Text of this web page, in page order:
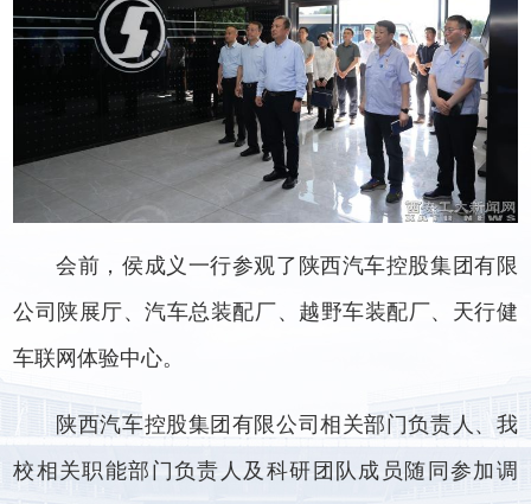
会前，侯成义一行参观了陕西汽车控股集团有限
公司陕展厅、汽车总装配厂、越野车装配厂、天行健
车联网体验中心。
陕西汽车控股集团有限公司相关部门负责人、我
校相关职能部门负责人及科研团队成员随同参加调